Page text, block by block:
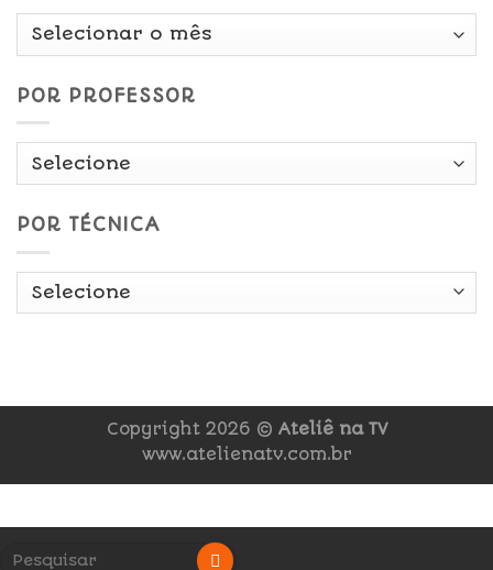
Por
POR PROFESSOR
POR TÉCNICA
Copyright 2026 © Ateliê na TV
www.atelienatv.com.br